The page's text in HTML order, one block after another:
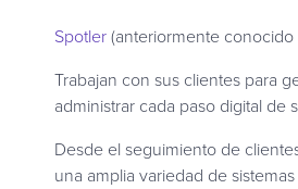
Spotler(anteriormente
Trabajan con sus clientes para
administrar cada paso digital de
Desde el seguimiento de
una amplia variedad de